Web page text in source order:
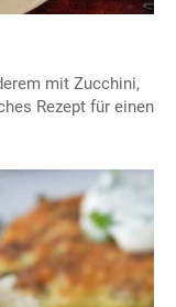
mit Zucchini,
Rezept für einen